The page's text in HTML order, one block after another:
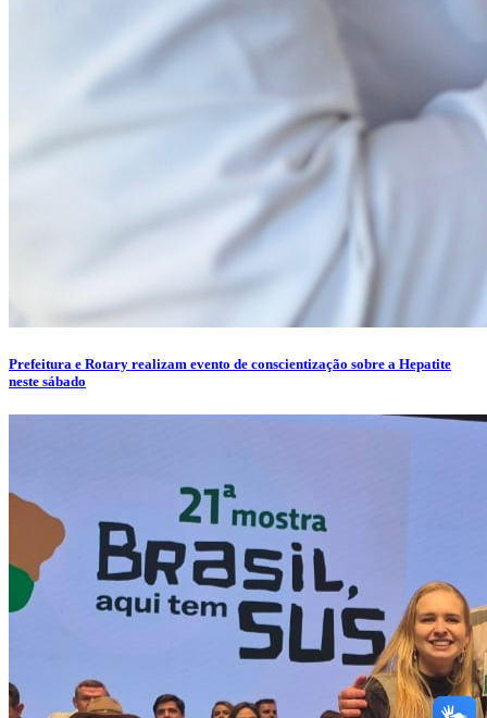
Prefeitura e Rotary realizam evento de conscientização sobre a Hepatite
neste sábado